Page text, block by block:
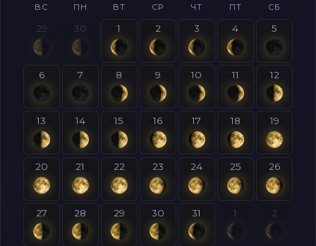
ВС ПН ВТ СР ЧТ ПТ СБ
29 30 1 2 3 4 5
6 7 8 9 10 11 12
13 14 15 16 17 18 19
20 21 22 23 24 25 26
27 28 29 30 31 1 2